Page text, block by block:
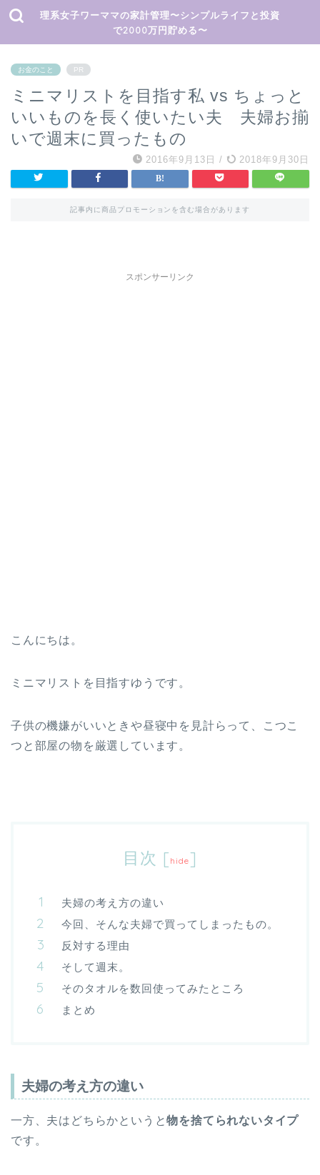
理系女子ワーママの家計管理〜シンプルライフと投資
で2000万円貯める〜
お金のこと PR
ミニマリストを目指す私 vs ちょっと
いいものを長く使いたい夫 夫婦お揃
いで週末に買ったもの
2016年9月13日 / 2018年9月30日
記事内に商品プロモーションを含む場合があります
スポンサーリンク
こんにちは。
ミニマリストを目指すゆうです。
子供の機嫌がいいときや昼寝中を見計らって、こつこ
つと部屋の物を厳選しています。
目次 [ hide]
夫婦の考え方の違い
今回、そんな夫婦で買ってしまったもの。
反対する理由
そして週末。
そのタオルを数回使ってみたところ
まとめ
夫婦の考え方の違い
一方、夫はどちらかというと物を捨てられないタイプ
です。